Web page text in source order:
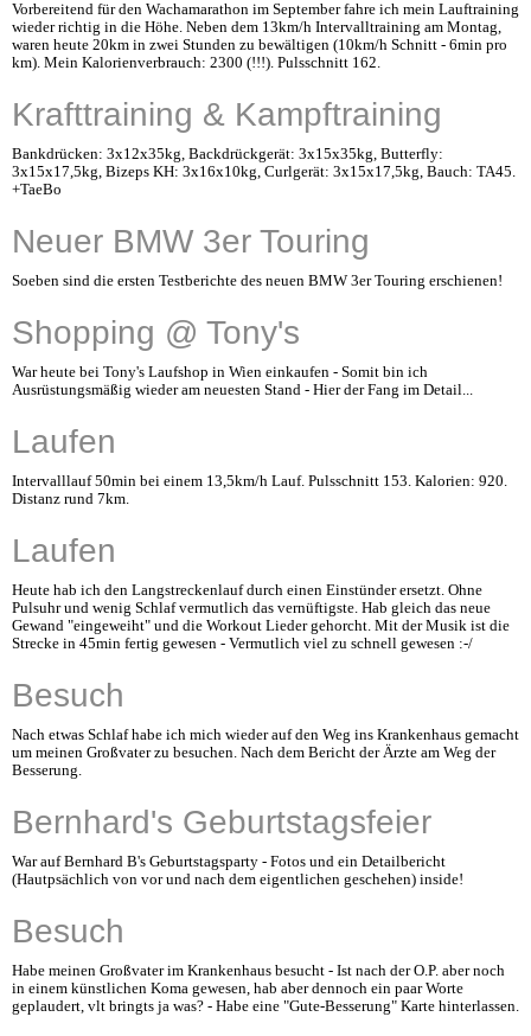
Vorbereitend für den Wachamarathon im September fahre ich mein Lauftraining
wieder richtig in die Höhe. Neben dem 13km/h Intervalltraining am Montag,
waren heute 20km in zwei Stunden zu bewältigen (10km/h Schnitt - 6min pro
km). Mein Kalorienverbrauch: 2300 (!!!). Pulsschnitt 162.
Krafttraining & Kampftraining
Bankdrücken: 3x12x35kg, Backdrückgerät: 3x15x35kg, Butterfly:
3x15x17,5kg, Bizeps KH: 3x16x10kg, Curlgerät: 3x15x17,5kg, Bauch: TA45.
+TaeBo
Neuer BMW 3er Touring
Soeben sind die ersten Testberichte des neuen BMW 3er Touring erschienen!
Shopping @ Tony's
War heute bei Tony's Laufshop in Wien einkaufen - Somit bin ich
Ausrüstungsmäßig wieder am neuesten Stand - Hier der Fang im Detail...
Laufen
Intervalllauf 50min bei einem 13,5km/h Lauf. Pulsschnitt 153. Kalorien: 920.
Distanz rund 7km.
Laufen
Heute hab ich den Langstreckenlauf durch einen Einstünder ersetzt. Ohne
Pulsuhr und wenig Schlaf vermutlich das vernüftigste. Hab gleich das neue
Gewand "eingeweiht" und die Workout Lieder gehorcht. Mit der Musik ist die
Strecke in 45min fertig gewesen - Vermutlich viel zu schnell gewesen :-/
Besuch
Nach etwas Schlaf habe ich mich wieder auf den Weg ins Krankenhaus gemacht
um meinen Großvater zu besuchen. Nach dem Bericht der Ärzte am Weg der
Besserung.
Bernhard's Geburtstagsfeier
War auf Bernhard B's Geburtstagsparty - Fotos und ein Detailbericht
(Hautpsächlich von vor und nach dem eigentlichen geschehen) inside!
Besuch
Habe meinen Großvater im Krankenhaus besucht - Ist nach der O.P. aber noch
in einem künstlichen Koma gewesen, hab aber dennoch ein paar Worte
geplaudert, vlt bringts ja was? - Habe eine "Gute-Besserung" Karte hinterlassen.